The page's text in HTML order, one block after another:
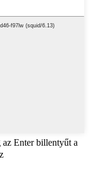
Enter billentyűt a